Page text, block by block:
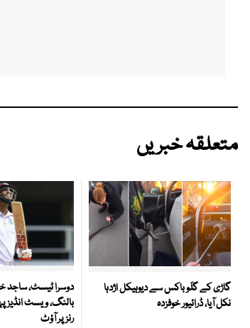
متعلقہ خبریں
گاڑی کے گلَو باکس سے دیوہیکل اژدہا
نکل آیا، ڈرائیور خوفزدہ
دوسرا ٹیسٹ، ساجد
رنز پر آؤٹ